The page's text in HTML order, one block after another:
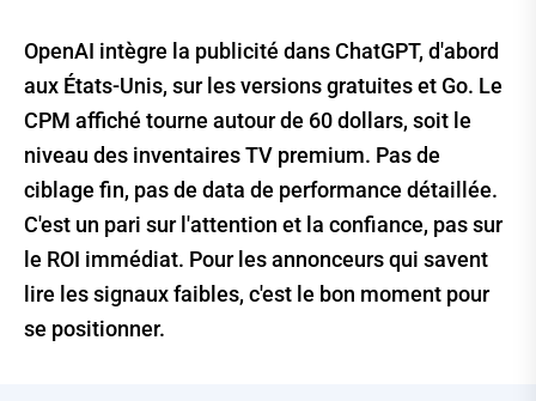
OpenAI intègre la publicité dans ChatGPT, d'abord
aux États-Unis, sur les versions gratuites et Go. Le
CPM affiché tourne autour de 60 dollars, soit le
niveau des inventaires TV premium. Pas de
ciblage fin, pas de data de performance détaillée.
C'est un pari sur l'attention et la confiance, pas sur
le ROI immédiat. Pour les annonceurs qui savent
lire les signaux faibles, c'est le bon moment pour
se positionner.